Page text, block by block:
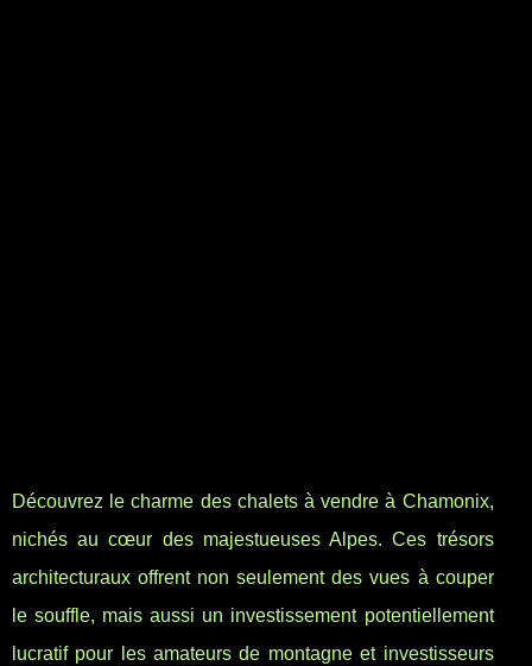
Découvrez le charme des chalets à vendre à Chamonix,
nichés au cœur des majestueuses Alpes. Ces trésors
architecturaux offrent non seulement des vues à couper
le souffle, mais aussi un investissement potentiellement
lucratif pour les amateurs de montagne et investisseurs